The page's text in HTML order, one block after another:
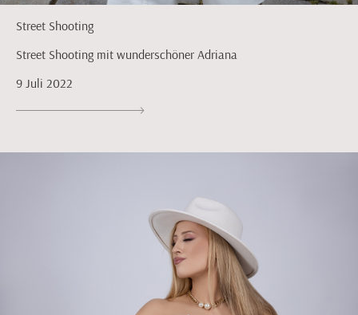
Street Shooting
Street Shooting mit wunderschöner Adriana
9 Juli 2022